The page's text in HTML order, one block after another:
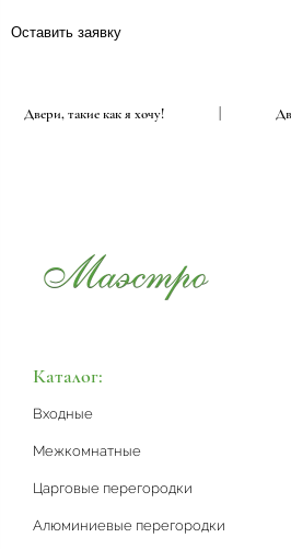
Оставить заявку
Двери, такие как я хочу!
Каталог:
Входные
Межкомнатные
Царговые перегородки
Алюминиевые перегородки